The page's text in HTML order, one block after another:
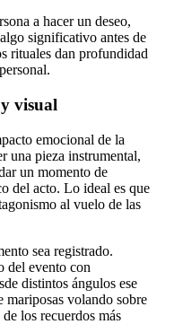
a hacer un deseo,
significativo antes de
rituales dan profundidad
visual
emocional de la
una pieza instrumental,
un momento de
del acto. Lo ideal es que
al vuelo de las
sea registrado.
del evento con
distintos ángulos ese
mariposas volando sobre
los recuerdos más